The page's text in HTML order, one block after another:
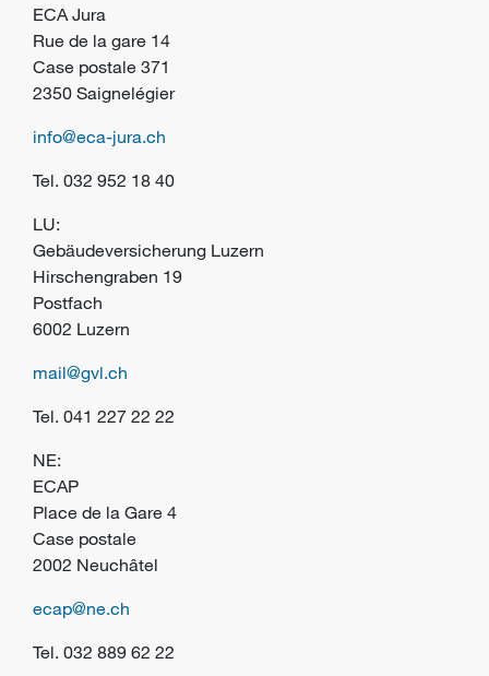
ECA Jura
Rue de la gare 14
Case postale 371
2350 Saignelégier
info@eca-jura.ch
Tel. 032 952 18 40
LU:
Gebäudeversicherung Luzern
Hirschengraben 19
Postfach
6002 Luzern
mail@gvl.ch
Tel. 041 227 22 22
NE:
ECAP
Place de la Gare 4
Case postale
2002 Neuchâtel
ecap@ne.ch
Tel. 032 889 62 22